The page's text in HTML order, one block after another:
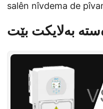
salên nîvdema de
بەلایکت بێت